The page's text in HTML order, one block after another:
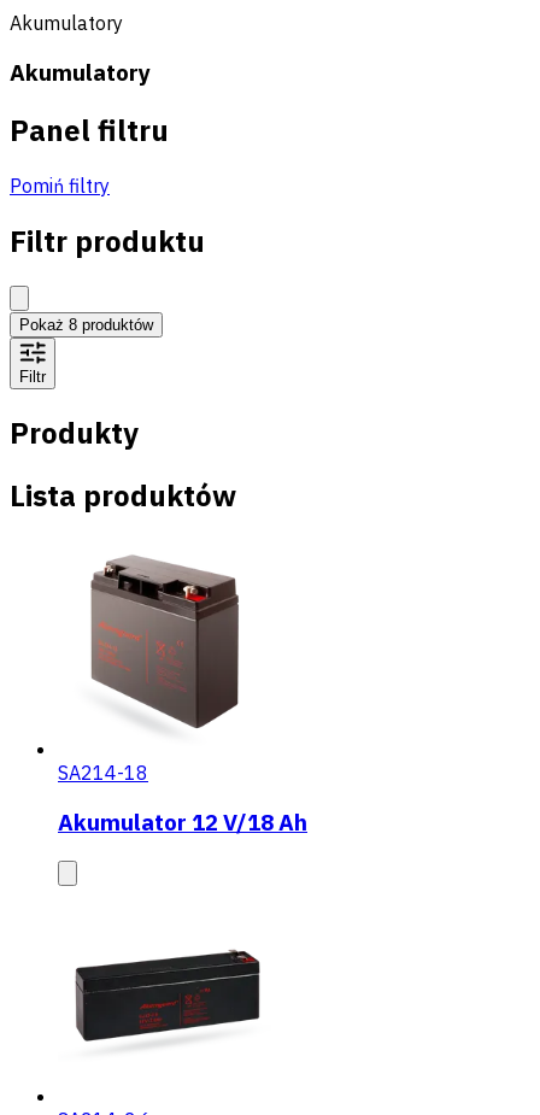
Akumulatory
Akumulatory
Panel filtru
Pomiń filtry
Filtr produktu
Pokaż 8 produktów
Filtr
Produkty
Lista produktów
SA214-18
Akumulator 12 V/18 Ah